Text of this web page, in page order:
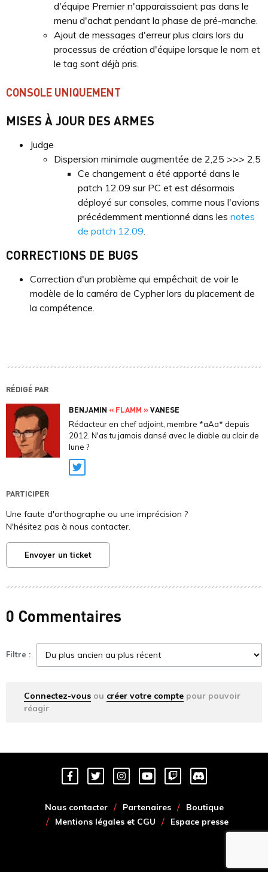
d'équipe Premier n'apparaissaient pas dans le
menu d'achat pendant la phase de pré-manche.
Ajout de messages d'erreur plus clairs lors du
processus de création d'équipe lorsque le nom et
le tag sont déjà pris.
CONSOLE UNIQUEMENT
MISES À JOUR DES ARMES
Judge
Dispersion minimale augmentée de 2,25 >>> 2,5
Ce changement a été apporté dans le
patch 12.09 sur PC et est désormais
déployé sur consoles, comme nous l'avions
précédemment mentionné dans les notes
de patch 12.09
CORRECTIONS DE BUGS
Correction d'un problème qui empêchait de voir le
modèle de la caméra de Cypher lors du placement de
la compétence.
RÉDIGÉ PAR
BENJAMIN « FLAMM »VANESE
Rédacteur en chef adjoint, membre *aAa* depuis
2012. N'as tu jamais dansé avec le diable au clair de
lune ?
Twitter
PARTICIPER
Une faute d'orthographe ou une imprécision ?
N'hésitez pas à nous contacter.
Envoyer un ticket
0 Commentaires
Filtre :
Connectez-vous ou créer votre compte pour pouvoir
réagir
Nous contacter Partenaires
Boutique
Mentions légales et CGU
Espace presse